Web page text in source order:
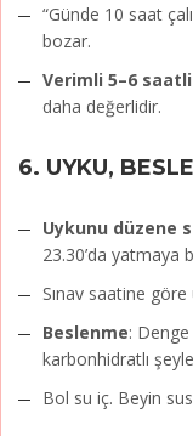
“Günde 10 saat
bozar.
Verimli 5–6
daha değerlidir.
6. UYKU,
Uykunu düzene
23.30’da yatmaya
Sınav saatine göre
Beslenme:
karbonhidratlı
Bol su iç. Beyin